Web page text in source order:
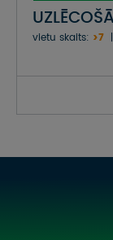
vietu skaits: >7